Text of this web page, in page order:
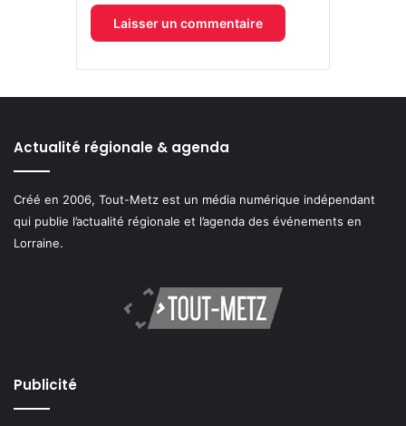
Actualité régionale & agenda
Créé en 2006, Tout-Metz est un média numérique indépendant
qui publie l’actualité régionale et l’agenda des événements en
Lorraine.
Publicité